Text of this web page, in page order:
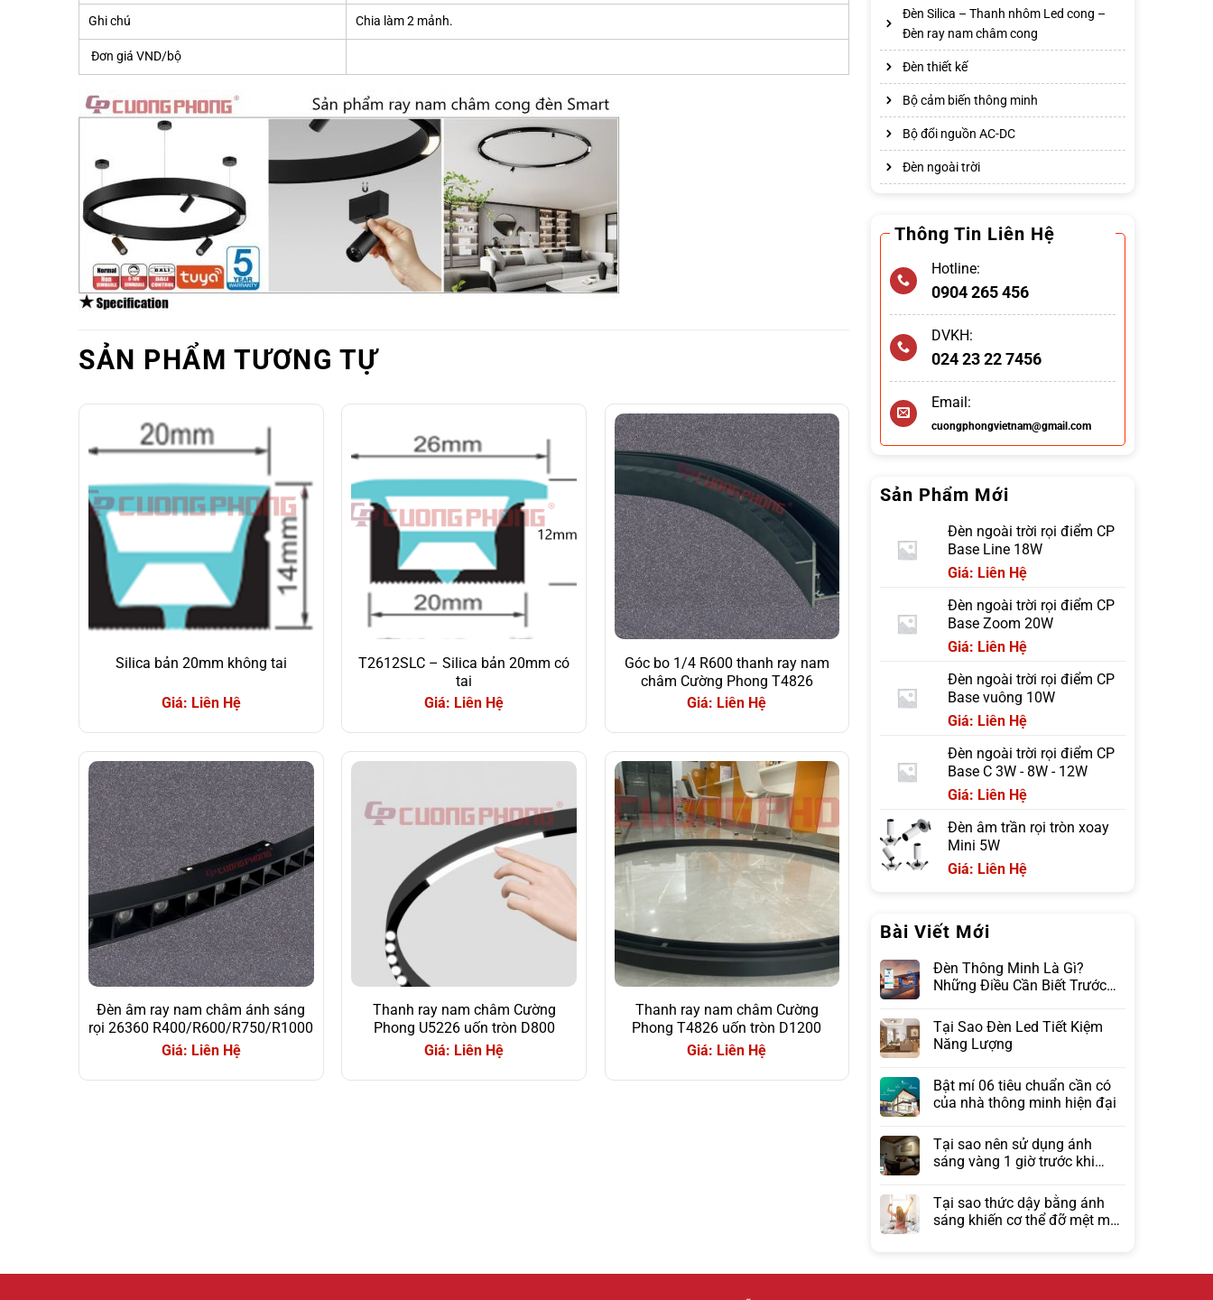
Ghi chú Chia làm 2 mảnh.
Đơn giá VND/bộ
SẢN PHẨM TƯƠNG TỰ
Silica bản 20mm không tai
Giá: Liên Hệ
T2612SLC – Silica bản 20mm có
tai
Giá: Liên Hệ
Góc bo 1/4 R600 thanh ray nam
châm Cường Phong T4826
Giá: Liên Hệ
Đèn âm ray nam châm ánh sáng
rọi 26360 R400/R600/R750/R1000
Giá: Liên Hệ
Thanh ray nam châm Cường
Phong U5226 uốn tròn D800
Giá: Liên Hệ
Thanh ray nam châm Cường
Phong T4826 uốn tròn D1200
Giá: Liên Hệ
Đèn Silica – Thanh nhôm Led cong –
Đèn ray nam châm cong
Đèn thiết kế
Bộ cảm biến thông minh
Bộ đổi nguồn AC-DC
Đèn ngoài trời
Thông Tin Liên Hệ
Hotline:
0904 265 456
DVKH:
024 23 22 7456
Email:
cuongphongvietnam@gmail.com
Sản Phẩm Mới
Đèn ngoài trời rọi điểm CP
Base Line 18W
Giá: Liên Hệ
Đèn ngoài trời rọi điểm CP
Base Zoom 20W
Giá: Liên Hệ
Đèn ngoài trời rọi điểm CP
Base vuông 10W
Giá: Liên Hệ
Đèn ngoài trời rọi điểm CP
Base C 3W - 8W - 12W
Giá: Liên Hệ
Đèn âm trần rọi tròn xoay
Mini 5W
Giá: Liên Hệ
Bài Viết Mới
Đèn Thông Minh Là Gì?
Những Điều Cần Biết Trước
Tại Sao Đèn Led Tiết Kiệm
Năng Lượng
Bật mí 06 tiêu chuẩn cần có
của nhà thông minh hiện đại
Tại sao nên sử dụng ánh
sáng vàng 1 giờ trước khi
Tại sao thức dậy bằng ánh
sáng khiến cơ thể đỡ mệt mỏi